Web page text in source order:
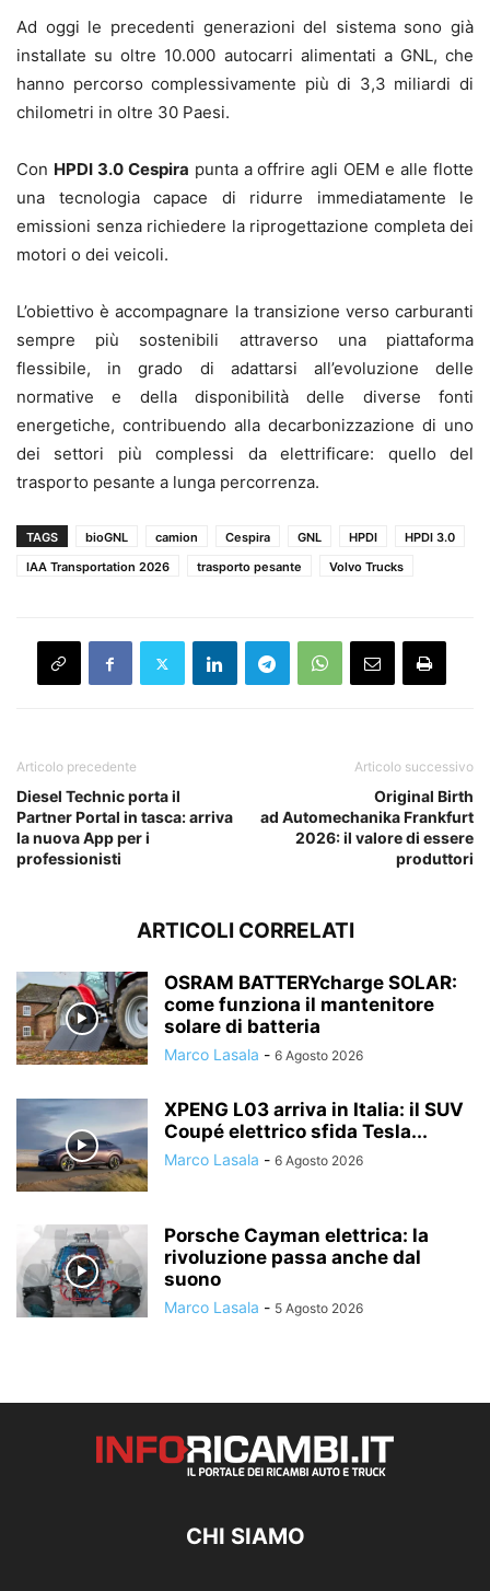
Ad oggi le precedenti generazioni del sistema sono già
installate su oltre 10.000 autocarri alimentati a GNL, che
hanno percorso complessivamente più di 3,3 miliardi di
chilometri in oltre 30 Paesi.
Con HPDI 3.0 Cespira punta a offrire agli OEM e alle flotte
una tecnologia capace di ridurre immediatamente le
emissioni senza richiedere la riprogettazione completa dei
motori o dei veicoli.
L’obiettivo è accompagnare la transizione verso carburanti
sempre più sostenibili attraverso una piattaforma
flessibile, in grado di adattarsi all’evoluzione delle
normative e della disponibilità delle diverse fonti
energetiche, contribuendo alla decarbonizzazione di uno
dei settori più complessi da elettrificare: quello del
trasporto pesante a lunga percorrenza.
TAGS bioGNL camion Cespira GNL HPDI
HPDI 3.0
IAA Transportation 2026
trasporto pesante Volvo Trucks
Articolo precedente
Diesel Technic porta il
Partner Portal in tasca: arriva
la nuova App per i
professionisti
Articolo successivo
Original Birth
ad Automechanika Frankfurt
2026: il valore di essere
produttori
ARTICOLI CORRELATI
OSRAM BATTERYcharge SOLAR:
come funziona il mantenitore
solare di batteria
Marco Lasala - 6 Agosto 2026
XPENG L03 arriva in Italia: il SUV
Coupé elettrico sfida Tesla...
Marco Lasala - 6 Agosto 2026
Porsche Cayman elettrica: la
rivoluzione passa anche dal
suono
Marco Lasala - 5 Agosto 2026
CHI SIAMO